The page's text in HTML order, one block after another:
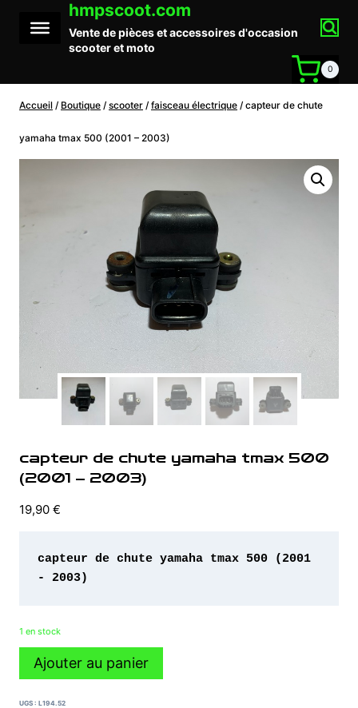
contenu
hmpscoot.com
Vente de pièces et accessoires d'occasion
scooter et moto
0
Accueil / Boutique / scooter / faisceau électrique / capteur de chute
yamaha tmax 500 (2001 – 2003)
capteur de chute yamaha tmax 500
(2001 – 2003)
19,90 €
capteur de chute yamaha tmax 500 (2001
- 2003)
1 en stock
quantité
de
Ajouter au panier
UGS : L194.52